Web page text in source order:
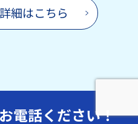
細はこちら
電話ください！